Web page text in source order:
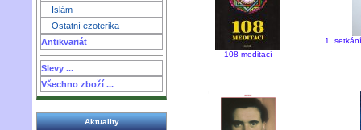
- Islám
- Ostatní ezoterika
Antikvariát
Slevy ...
Všechno zboží ...
Aktuality
108 meditací
1.